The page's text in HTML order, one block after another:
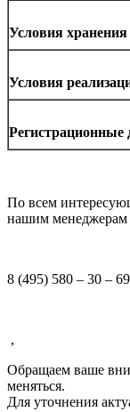
Условия хранения
Условия
Регистрационные
По всем
нашим менеджерам
8 (495) 580 – 30 – 69
,
Обращаем ваше
меняться.
Для уточнения